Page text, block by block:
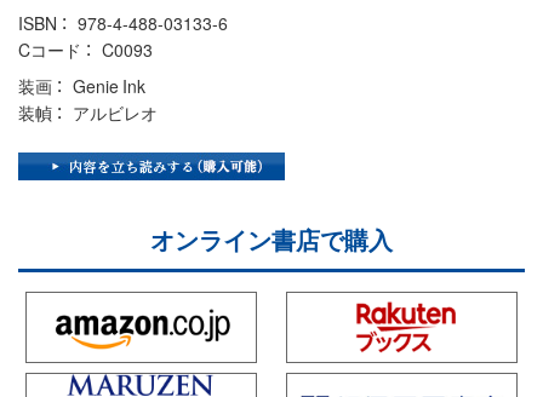
ISBN
978-4-488-03133-6
Cコード
C0093
装画
Genie Ink
装幀
アルビレオ
オンライン書店で購入